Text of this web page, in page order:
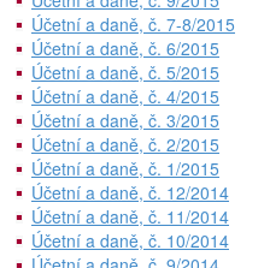
Účetní a daně, č. 7-8/2015
Účetní a daně, č. 6/2015
Účetní a daně, č. 5/2015
Účetní a daně, č. 4/2015
Účetní a daně, č. 3/2015
Účetní a daně, č. 2/2015
Účetní a daně, č. 1/2015
Účetní a daně, č. 12/2014
Účetní a daně, č. 11/2014
Účetní a daně, č. 10/2014